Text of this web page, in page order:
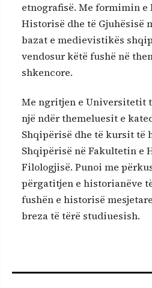
etnografisë. Me formimin
Historisë dhe të Gjuhësisë
bazat e medievistikës
vendosur këtë fushë në
shkencore.
Me ngritjen e Universitetit
një ndër themeluesit e
Shqipërisë dhe të kursit të
Shqipërisë në Fakultetin e
Filologjisë. Punoi me
përgatitjen e historianëve
fushën e historisë
breza të tërë studiuesish.